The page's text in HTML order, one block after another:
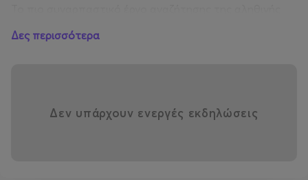
εξαιρετικούς Πρώτους Σολίστ του φημισμένου
πρίγκιπες.
Δες περισσότερα
Δεν υπάρχουν ενεργές εκδηλώσεις